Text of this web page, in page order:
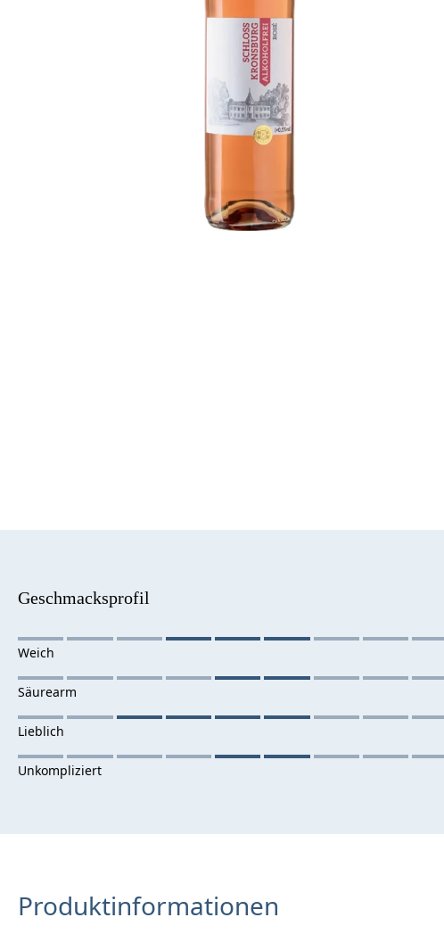
Geschmacksprofil
Produktinformationen